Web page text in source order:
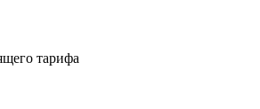
тарифа